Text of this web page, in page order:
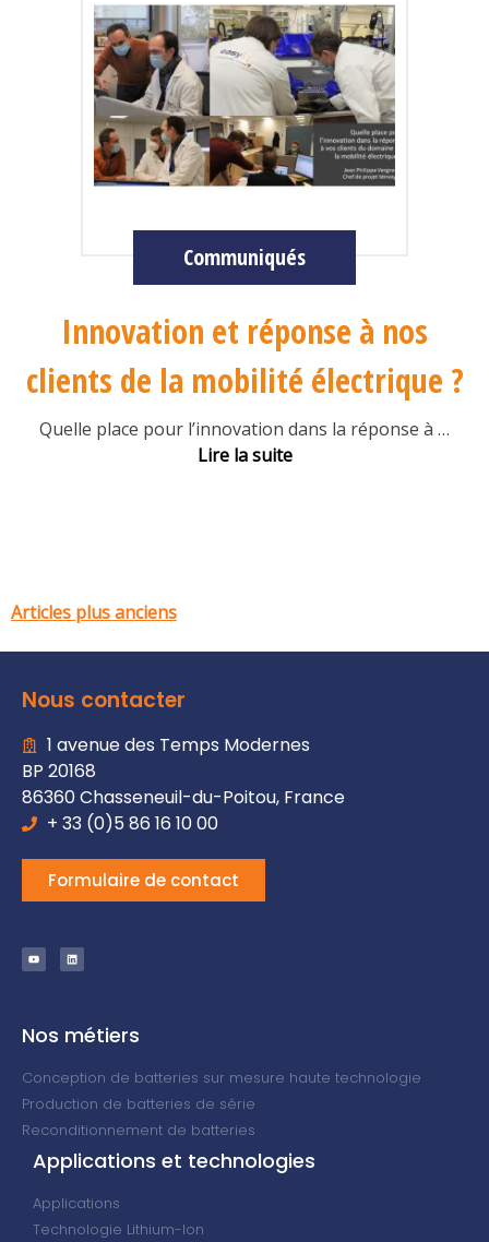
Communiqués
Innovation et réponse à nos
clients de la mobilité électrique ?
Quelle place pour l’innovation dans la réponse à …
Lire la suite
Articles plus anciens
Nous contacter
1 avenue des Temps Modernes
BP 20168
86360 Chasseneuil-du-Poitou, France
+ 33 (0)5 86 16 10 00
Formulaire de contact
Nos métiers
Conception de batteries sur mesure haute technologie
Production de batteries de série
Reconditionnement de batteries
Applications et technologies
Applications
Technologie Lithium-Ion